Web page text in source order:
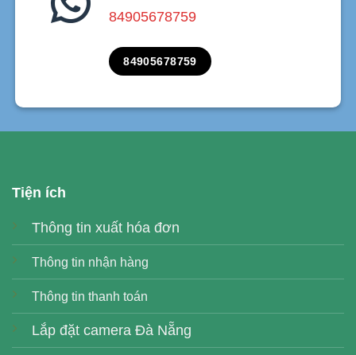
84905678759
84905678759
Tiện ích
Thông tin xuất hóa đơn
Thông tin nhận hàng
Thông tin thanh toán
Lắp đặt camera Đà Nẵng